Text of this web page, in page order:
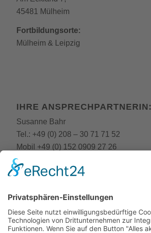
45481 Mülheim
Fortbildungsorte:
Mülheim & Leipzig
IHRE ANSPRECHPARTNERIN:
Susanne Bahr
Tel.: +49 (0) 208 – 30 71 71 52
Mobil +49 (0) 152 0909 27 26
E-Mail:
E-Mail:bahr @still-academy.de